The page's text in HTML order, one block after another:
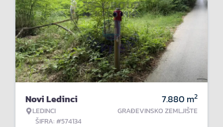
Novi Ledinci
LEDINCI
ŠIFRA: #574134
7.880 m2
GRAĐEVINSKO ZEMLJIŠTE